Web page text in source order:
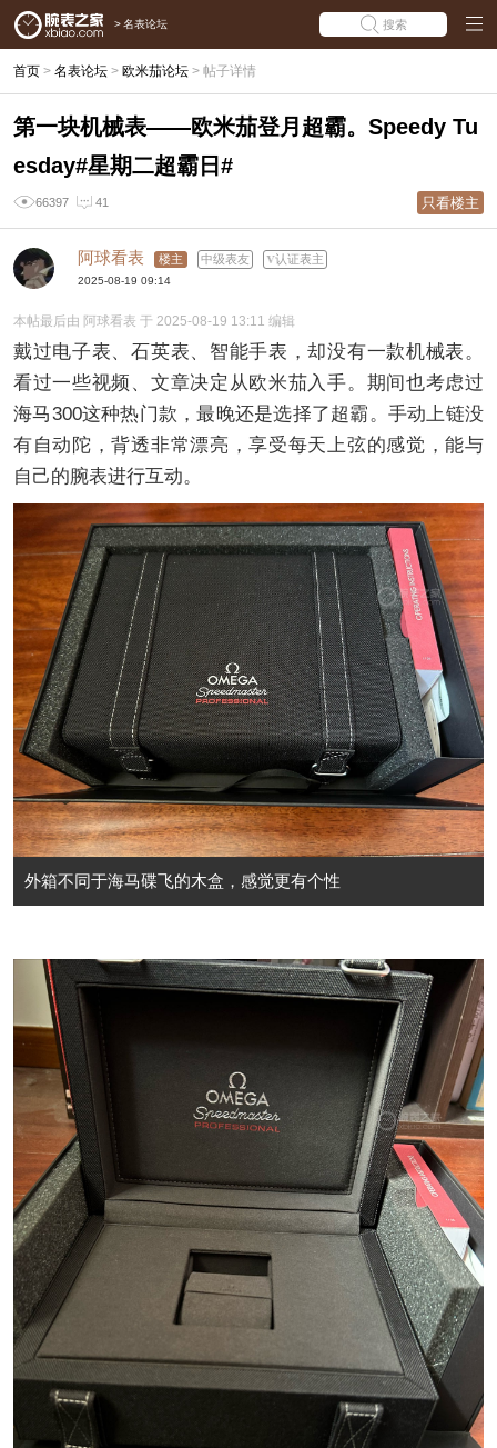
> 名表论坛 搜索
首页 > 名表论坛 > 欧米茄论坛 > 帖子详情
第一块机械表——欧米茄登月超霸。Speedy Tu
esday#星期二超霸日#
66397 41 只看楼主
阿球看表 楼主 中级表友 认证表主
2025-08-19 09:14
本帖最后由 阿球看表 于 2025-08-19 13:11 编辑
戴过电子表、石英表、智能手表，却没有一款机械表。
看过一些视频、文章决定从欧米茄入手。期间也考虑过
海马300这种热门款，最晚还是选择了超霸。手动上链没
有自动陀，背透非常漂亮，享受每天上弦的感觉，能与
自己的腕表进行互动。
外箱不同于海马碟飞的木盒，感觉更有个性